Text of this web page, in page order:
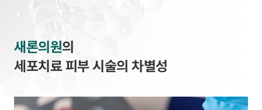
새론의원의
세포치료 피부 시술의 차별성